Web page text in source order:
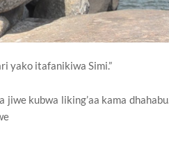
yako itafanikiwa Simi.”
kubwa liking’aa kama